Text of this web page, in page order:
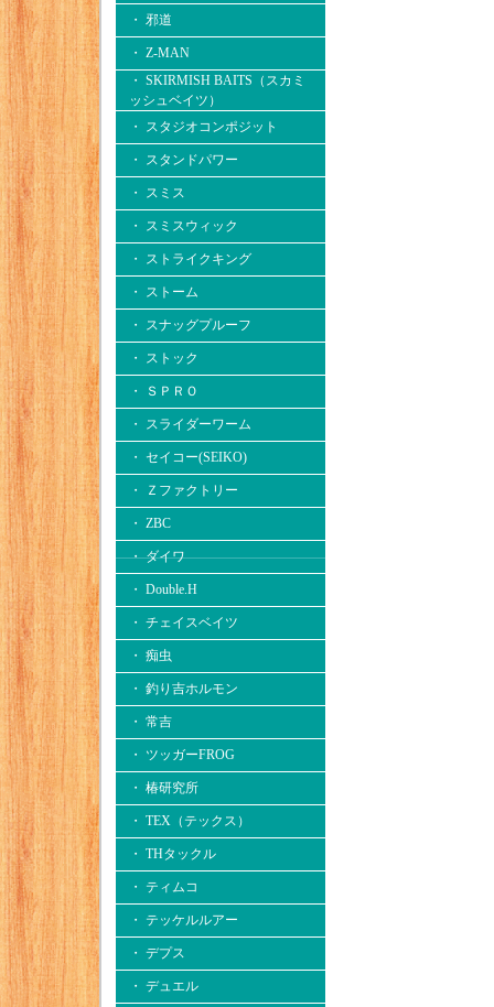
・ 邪道
・ Z-MAN
・ SKIRMISH BAITS（スカミ
ッシュベイツ）
・ スタジオコンポジット
・ スタンドパワー
・ スミス
・ スミスウィック
・ ストライクキング
・ ストーム
・ スナッグプルーフ
・ ストック
・ ＳＰＲＯ
・ スライダーワーム
・ セイコー(SEIKO)
・ Ｚファクトリー
・ ZBC
・ ダイワ
・ Double.H
・ チェイスベイツ
・ 痴虫
・ 釣り吉ホルモン
・ 常吉
・ ツッガーFROG
・ 椿研究所
・ TEX（テックス）
・ THタックル
・ ティムコ
・ テッケルルアー
・ デプス
・ デュエル